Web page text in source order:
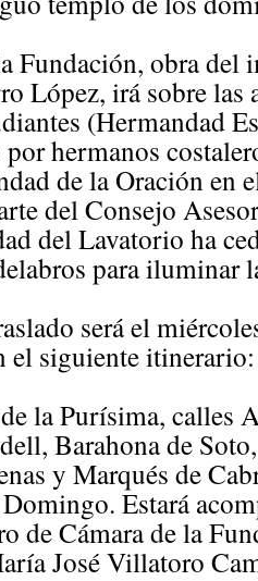
Fundación, obra del
López, irá sobre las
(Hermandad
hermanos
de la Oración en
del Consejo
del Lavatorio ha
para iluminar
será el
el siguiente itinerario:
la Purísima, calles
Barahona de
y Marqués de
Estará
de Cámara de la
José Villatoro